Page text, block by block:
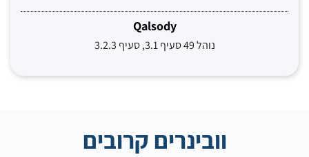
Qalsody
נוהל 49 סעיף 3.1, סעיף 3.2.3
וובינרים קרובים